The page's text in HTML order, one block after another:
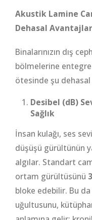
Akustik Lamine
Dehasal Avantajlar
Binalarınızın dış
bölmelerine
ötesinde şu
Desibel (dB)
Sağlık
İnsan kulağı, ses
düşüşü gürültünün
algılar. Standart
ortam gürültüsünü
bloke edebilir. Bu
uğultusunu,